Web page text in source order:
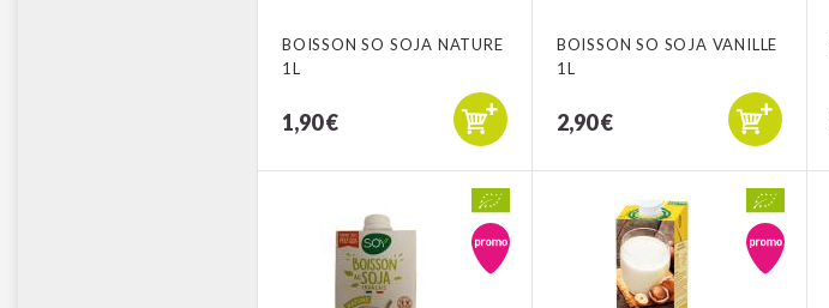
BOISSON SO SOJA NATURE
1L
1,90 €
BOISSON SO SOJA VANILLE
1L
2,90 €